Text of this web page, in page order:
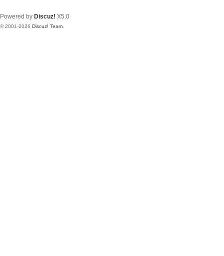
Powered by Discuz! X5.0
© 2001-2026 Discuz! Team